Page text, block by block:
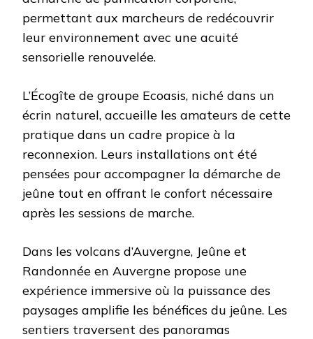
permettant aux marcheurs de redécouvrir
leur environnement avec une acuité
sensorielle renouvelée.
L’Écogîte de groupe Ecoasis, niché dans un
écrin naturel, accueille les amateurs de cette
pratique dans un cadre propice à la
reconnexion. Leurs installations ont été
pensées pour accompagner la démarche de
jeûne tout en offrant le confort nécessaire
après les sessions de marche.
Dans les volcans d’Auvergne, Jeûne et
Randonnée en Auvergne propose une
expérience immersive où la puissance des
paysages amplifie les bénéfices du jeûne. Les
sentiers traversent des panoramas